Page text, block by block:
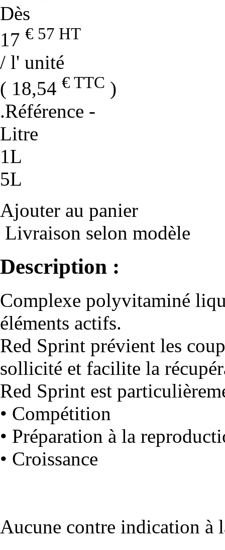
Dès
17 € 57 HT
/ l' unité
( 18,54 € TTC )
.Référence -
Litre
1L
5L
Ajouter au panier
Livraison selon modèle
Description :
Complexe polyvitaminé
éléments actifs.
Red Sprint prévient les
sollicité et facilite la
Red Sprint est
• Compétition
• Préparation à la
• Croissance
Aucune contre indication à